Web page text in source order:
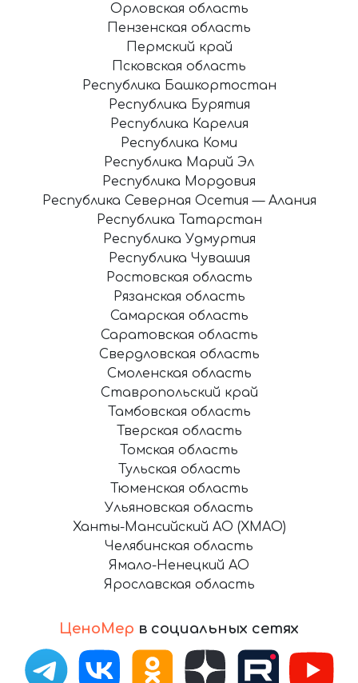
ЦеноМер в социальных сетях
Орловская область
Пензенская область
Пермский край
Псковская область
Республика Башкортостан
Республика Бурятия
Республика Карелия
Республика Коми
Республика Марий Эл
Республика Мордовия
Республика Северная Осетия — Алания
Республика Татарстан
Республика Удмуртия
Республика Чувашия
Ростовская область
Рязанская область
Самарская область
Саратовская область
Свердловская область
Смоленская область
Ставропольский край
Тамбовская область
Тверская область
Томская область
Тульская область
Тюменская область
Ульяновская область
Ханты-Мансийский АО (ХМАО)
Челябинская область
Ямало-Ненецкий АО
Ярославская область